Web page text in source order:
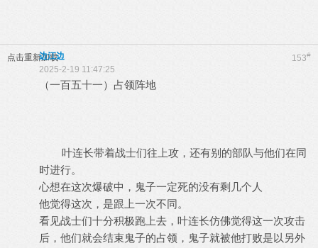
点击重新加载 153#
边江边
2025-2-19 11:47:25
（一百五十一）占领阵地
叶连长带着战士们往上攻，还有别的部队与他们在同
时进行。
心想在这次爆破中，鬼子一定死的没有剩几个人
他觉得这次，是跟上一次不同。
看见战士们十分积极跑上去，叶连长仿佛觉得这一次攻击
后，他们就会结束鬼子的占领，鬼子就被他打败是以另外